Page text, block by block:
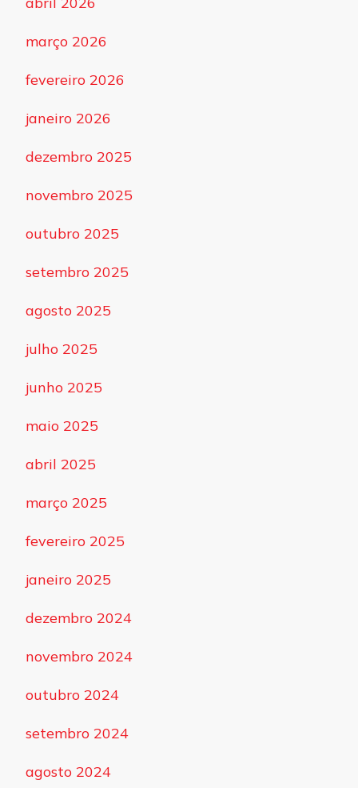
março 2026
fevereiro 2026
janeiro 2026
dezembro 2025
novembro 2025
outubro 2025
setembro 2025
agosto 2025
julho 2025
junho 2025
maio 2025
abril 2025
março 2025
fevereiro 2025
janeiro 2025
dezembro 2024
novembro 2024
outubro 2024
setembro 2024
agosto 2024